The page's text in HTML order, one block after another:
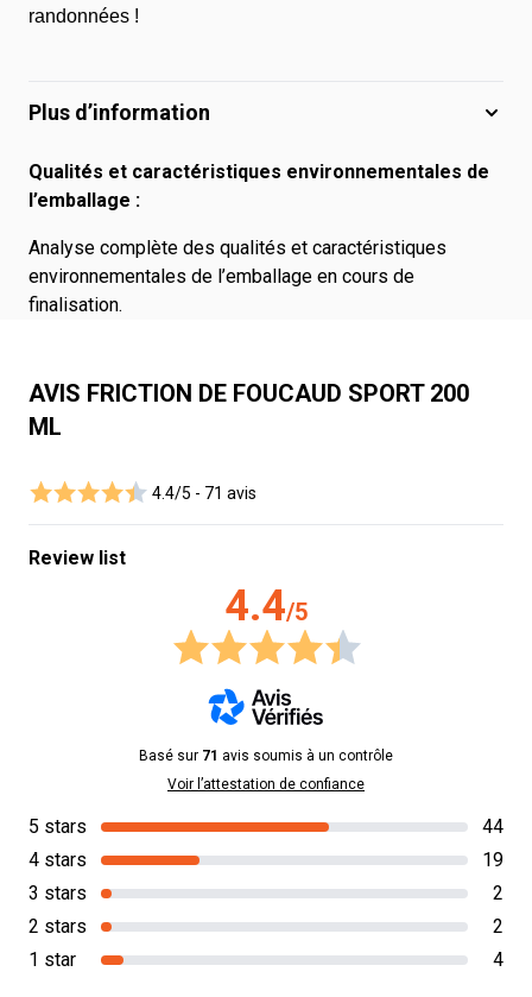
randonnées !
Plus d’information
Qualités et caractéristiques environnementales de
l’emballage :
Analyse complète des qualités et caractéristiques
environnementales de l’emballage en cours de
finalisation.
AVIS FRICTION DE FOUCAUD SPORT 200
ML
4.4/5 - 71 avis
Review list
4.4/5
Basé sur 71 avis soumis à un contrôle
Voir l’attestation de confiance
5 stars
44
4 stars
19
3 stars
2
2 stars
2
1 star
4